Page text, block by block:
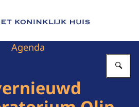
van Het Koninklijk Huis
Agenda